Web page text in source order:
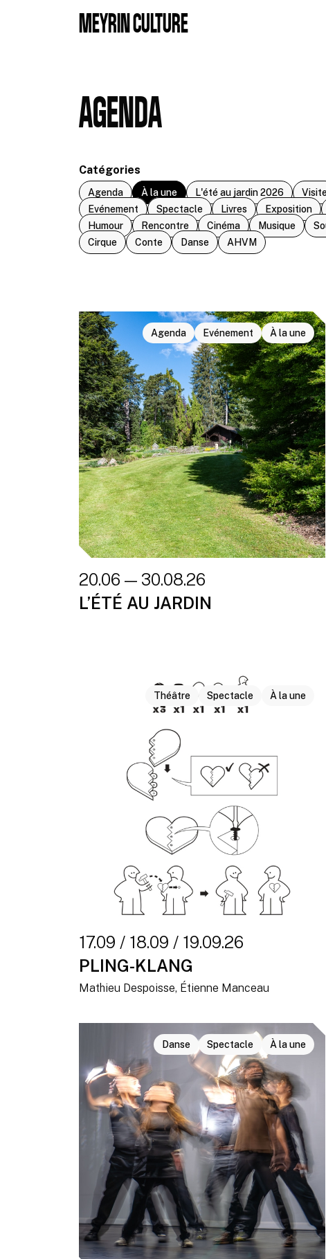
MEYRIN CULTURE
AGENDA
Catégories
Agenda À la une L'été au jardin 2026
Evénement
Spectacle Livres Exposition
Humour
Rencontre Cinéma Musique
Cirque
Conte Danse AHVM
Agenda Evénement À la une
20.06 — 30.08.26
L’ÉTÉ AU JARDIN
Théâtre Spectacle À la une
17.09 / 18.09 / 19.09.26
PLING-KLANG
Mathieu Despoisse, Étienne Manceau
Danse Spectacle À la une